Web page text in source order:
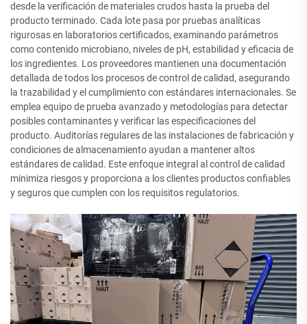
desde la verificación de materiales crudos hasta la prueba del
producto terminado. Cada lote pasa por pruebas analíticas
rigurosas en laboratorios certificados, examinando parámetros
como contenido microbiano, niveles de pH, estabilidad y eficacia de
los ingredientes. Los proveedores mantienen una documentación
detallada de todos los procesos de control de calidad, asegurando
la trazabilidad y el cumplimiento con estándares internacionales. Se
emplea equipo de prueba avanzado y metodologías para detectar
posibles contaminantes y verificar las especificaciones del
producto. Auditorías regulares de las instalaciones de fabricación y
condiciones de almacenamiento ayudan a mantener altos
estándares de calidad. Este enfoque integral al control de calidad
minimiza riesgos y proporciona a los clientes productos confiables
y seguros que cumplen con los requisitos regulatorios.